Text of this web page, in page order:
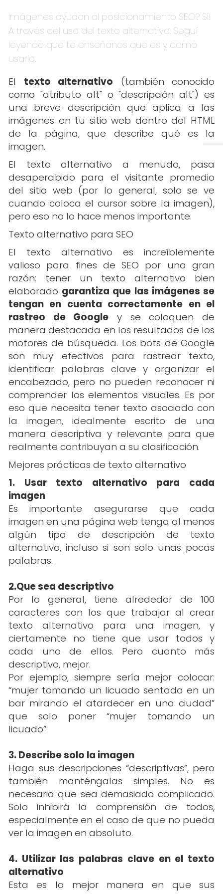
imágenes ayudan al posicionamiento SEO? Si!
A través del uso del texto alternativo. Seguí
leyendo que te enseñanos que es y como
usarlo.
El texto alternativo (también conocido
como "atributo alt" o "descripción alt") es
una breve descripción que aplica a las
imágenes en tu sitio web dentro del HTML
de la página, que describe qué es la
imagen.
El texto alternativo a menudo, pasa
desapercibido para el visitante promedio
del sitio web (por lo general, solo se ve
cuando coloca el cursor sobre la imagen),
pero eso no lo hace menos importante.
Texto alternativo para SEO
El texto alternativo es increíblemente
valioso para fines de SEO por una gran
razón: tener un texto alternativo bien
elaborado garantiza que las imágenes se
tengan en cuenta correctamente en el
rastreo de Google y se coloquen de
manera destacada en los resultados de los
motores de búsqueda. Los bots de Google
son muy efectivos para rastrear texto,
identificar palabras clave y organizar el
encabezado, pero no pueden reconocer ni
comprender los elementos visuales. Es por
eso que necesita tener texto asociado con
la imagen, idealmente escrito de una
manera descriptiva y relevante para que
realmente contribuyan a su clasificación.
Mejores prácticas de texto alternativo
1. Usar texto alternativo para cada
imagen
Es importante asegurarse que cada
imagen en una página web tenga al menos
algún tipo de descripción de texto
alternativo, incluso si son solo unas pocas
palabras.
2.Que sea descriptivo
Por lo general, tiene alrededor de 100
caracteres con los que trabajar al crear
texto alternativo para una imagen, y
ciertamente no tiene que usar todos y
cada uno de ellos. Pero cuanto más
descriptivo, mejor.
Por ejemplo, siempre sería mejor colocar:
“mujer tomando un licuado sentada en un
bar mirando el atardecer en una ciudad”
que solo poner “mujer tomando un
licuado”.
3. Describe solo la imagen
Haga sus descripciones “descriptivas”, pero
también manténgalas simples. No es
necesario que sea demasiado complicado.
Solo inhibirá la comprensión de todos,
especialmente en el caso de que no pueda
ver la imagen en absoluto.
4. Utilizar las palabras clave en el texto
alternativo
Esta es la mejor manera en que sus